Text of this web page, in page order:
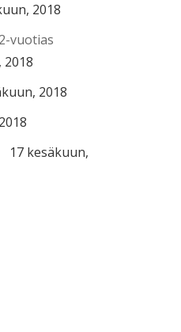
2018
vuotias
2018
17 kesäkuun,